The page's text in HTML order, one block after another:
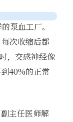
泵血工厂。
次收缩后都
，交感神经像
40%的正常
主任医师解